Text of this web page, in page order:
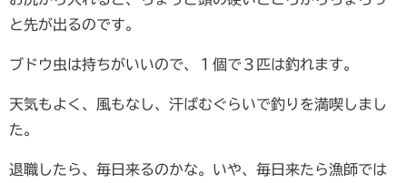
と先が出るのです。
ブドウ虫は持ちがいいので、１個で３匹は釣れます。
天気もよく、風もなし、汗ばむぐらいで釣りを満喫しまし
た。
退職したら、毎日来るのかな。いや、毎日来たら漁師では